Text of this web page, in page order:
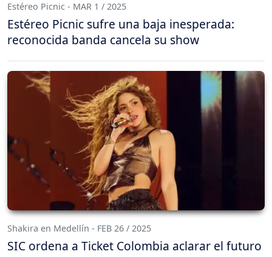
Estéreo Picnic - MAR 1 / 2025
Estéreo Picnic sufre una baja inesperada:
reconocida banda cancela su show
Shakira en Medellín - FEB 26 / 2025
SIC ordena a Ticket Colombia aclarar el futuro